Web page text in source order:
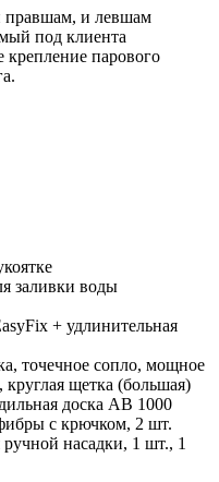
правшам, и левшам
под клиента
крепление парового
заливки воды
+ удлинительная
точечное сопло, мощное
круглая щетка (большая)
доска AB 1000
с крючком, 2 шт.
насадки, 1 шт., 1